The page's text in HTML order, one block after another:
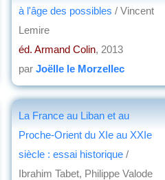
à l'âge des possibles / Vincent
Lemire
éd. Armand Colin, 2013
par Joëlle le Morzellec
La France au Liban et au
Proche-Orient du XIe au XXIe
siècle : essai historique /
Ibrahim Tabet, Philippe Valode